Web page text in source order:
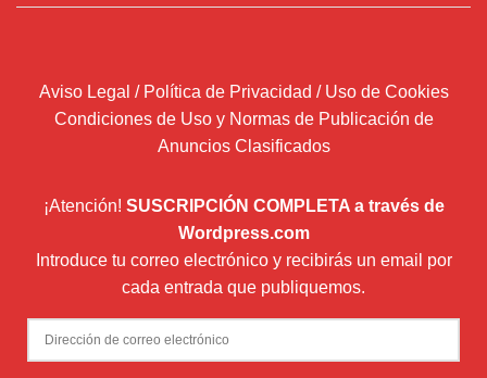
Aviso Legal / Política de Privacidad / Uso de Cookies
Condiciones de Uso y Normas de Publicación de
Anuncios Clasificados
¡Atención! SUSCRIPCIÓN COMPLETA a través de
Wordpress.com
Introduce tu correo electrónico y recibirás un email por
cada entrada que publiquemos.
Dirección
de